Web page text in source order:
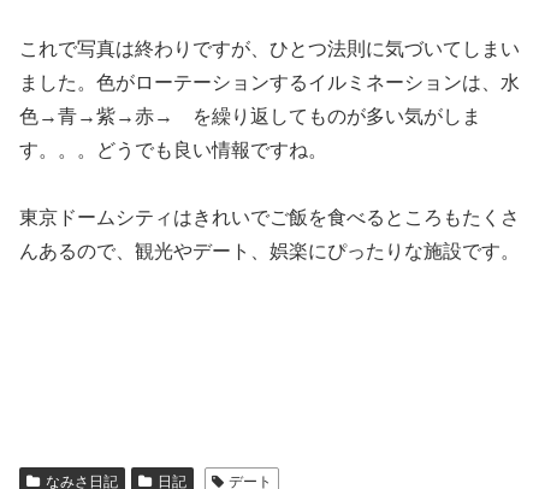
これで写真は終わりですが、ひとつ法則に気づいてしまい
ました。色がローテーションするイルミネーションは、水
色→青→紫→赤→ を繰り返してものが多い気がしま
す。。。どうでも良い情報ですね。
東京ドームシティはきれいでご飯を食べるところもたくさ
んあるので、観光やデート、娯楽にぴったりな施設です。
なみさ日記 日記 デート